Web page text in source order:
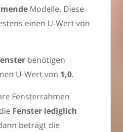
Modelle. Diese
einen U-Wert von
benötigen
U-Wert von 1,0.
Fensterrahmen
Fenster lediglich
beträgt die